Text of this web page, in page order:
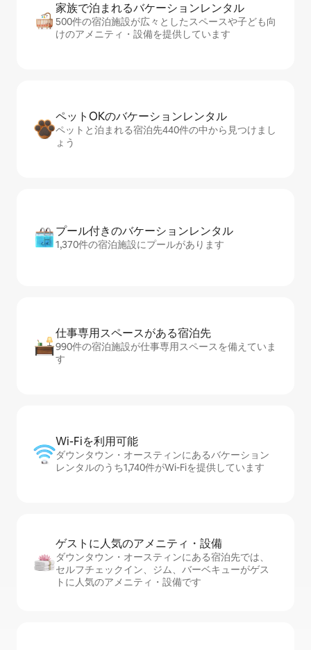
家族で泊まれるバ⁠ケ⁠ー⁠シ⁠ョ⁠ンレ⁠ン⁠タ⁠ル
500件の宿泊施設が広々としたスペースや子ども向
けのアメニティ・設備を提供しています
ペットOKのバ⁠ケ⁠ー⁠シ⁠ョ⁠ンレ⁠ン⁠タ⁠ル
ペットと泊まれる宿泊先440件の中から見つけまし
ょう
プール付きのバ⁠ケ⁠ー⁠シ⁠ョ⁠ンレ⁠ン⁠タ⁠ル
1,370件の宿泊施設にプールがあります
仕事専用ス⁠ペ⁠ー⁠スがあ⁠る宿⁠泊⁠先
990件の宿泊施設が仕事専用スペースを備えていま
す
Wi-Fiを利⁠用⁠可⁠能
ダウンタウン・オースティンにあるバケーション
レンタルのうち1,740件がWi-Fiを提供しています
ゲストに人⁠気⁠のア⁠メ⁠ニ⁠テ⁠ィ・設⁠備
ダウンタウン・オースティンにある宿泊先では、
セ⁠ル⁠フチ⁠ェ⁠ッ⁠ク⁠イ⁠ン、ジム、バーベキューがゲス
トに人気のアメニティ・設備です